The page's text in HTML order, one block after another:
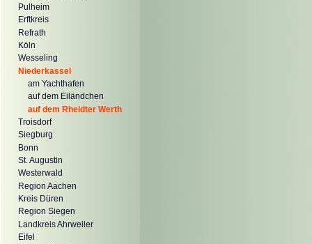
Pulheim
Erftkreis
Refrath
Köln
Wesseling
Niederkassel
am Yachthafen
auf dem Eiländchen
auf dem Rheidter Werth
Troisdorf
Siegburg
Bonn
St. Augustin
Westerwald
Region Aachen
Kreis Düren
Region Siegen
Landkreis Ahrweiler
Eifel